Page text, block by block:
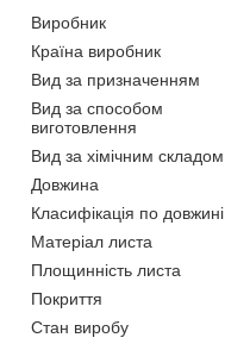
Виробник
Країна виробник
Вид за призначенням
Вид за способом
виготовлення
Вид за хімічним складом
Довжина
Класифікація по довжині
Матеріал листа
Площинність листа
Покриття
Стан виробу